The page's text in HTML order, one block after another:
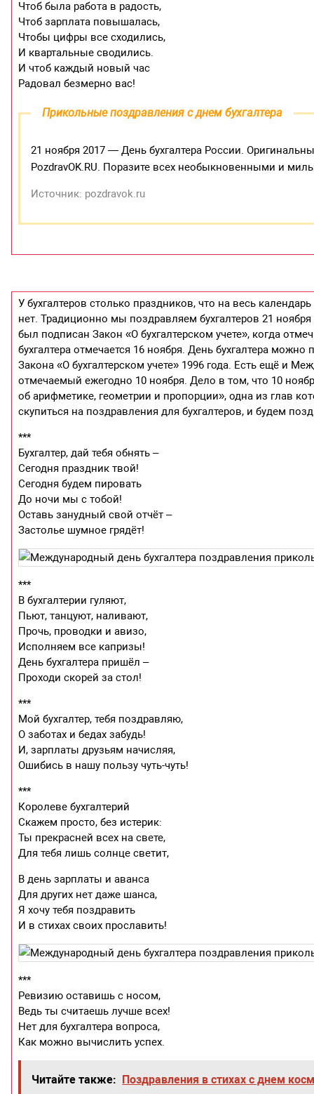
Чтоб была работа в радость,
Чтоб зарплата повышалась,
Чтобы цифры все сходились,
И квартальные сводились.
И чтоб каждый новый час
Радовал безмерно вас!
Прикольные поздравления с днем бухгалтера
21 ноября 2017 — День бухгалтера России.
PozdravOK.RU. Поразите всех необыкновенными и
Источник: pozdravok.ru
У бухгалтеров столько праздников, что на весь
нет. Традиционно мы поздравляем бухгалтеров 21
был подписан Закон «О бухгалтерском учете», когда
бухгалтера отмечается 16 ноября. День бухгалтера
Закона «О бухгалтерском учете» 1996 года. Есть ещё и
отмечаемый ежегодно 10 ноября. Дело в том, что 10
об арифметике, геометрии и пропорции», одна из глав
скупиться на поздравления для бухгалтеров, и будем
***
Бухгалтер, дай тебя обнять –
Сегодня праздник твой!
Сегодня будем пировать
До ночи мы с тобой!
Оставь занудный свой отчёт –
Застолье шумное грядёт!
***
В бухгалтерии гуляют,
Пьют, танцуют, наливают,
Прочь, проводки и авизо,
Исполняем все капризы!
День бухгалтера пришёл –
Проходи скорей за стол!
***
Мой бухгалтер, тебя поздравляю,
О заботах и бедах забудь!
И, зарплаты друзьям начисляя,
Ошибись в нашу пользу чуть-чуть!
***
Королеве бухгалтерий
Скажем просто, без истерик:
Ты прекрасней всех на свете,
Для тебя лишь солнце светит,
В день зарплаты и аванса
Для других нет даже шанса,
Я хочу тебя поздравить
И в стихах своих прославить!
***
Ревизию оставишь с носом,
Ведь ты считаешь лучше всех!
Нет для бухгалтера вопроса,
Как можно вычислить успех.
Читайте также: Поздравления в стихах с днем